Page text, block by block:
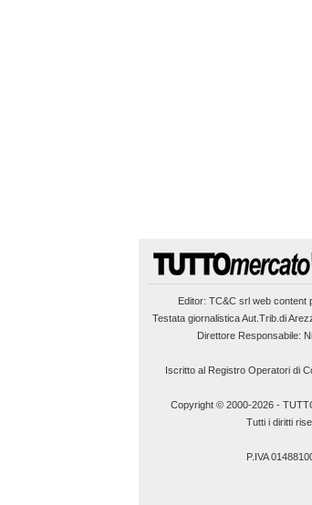
Editor: TC&C srlweb content
Testata giornalistica Aut.Trib.di
Direttore Responsabile:
Iscritto al Registro Operatori di
Copyright © 2000-2026-
Tutti i diritti
P.IVA